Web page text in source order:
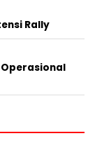
Rally
Operasional